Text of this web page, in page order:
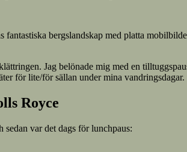
bergslandskap med platta
Jag belönade mig med en
för lite/för sällan under mina vandringsdagar.
Royce
var det dags för lunchpaus: